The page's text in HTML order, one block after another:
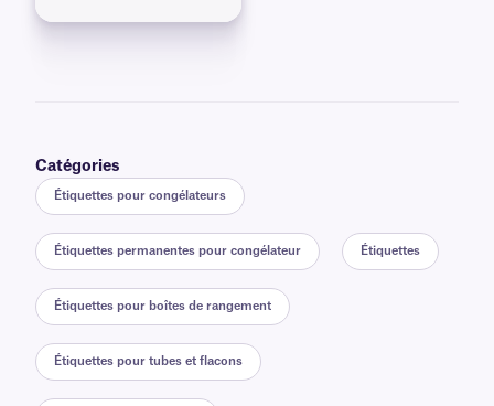
Catégories
Étiquettes pour congélateurs
Étiquettes permanentes pour congélateur Étiquettes
Étiquettes pour boîtes de rangement
Étiquettes pour tubes et flacons